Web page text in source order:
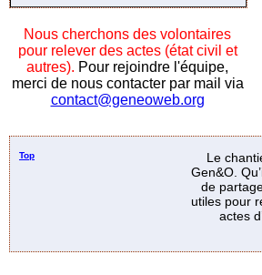
Nous cherchons des volontaires
pour relever des actes (état civil et
autres). Pour rejoindre l'équipe,
merci de nous contacter par mail via
contact@geneoweb.org
Top
Le
Gen&O.
de
utiles pour
actes